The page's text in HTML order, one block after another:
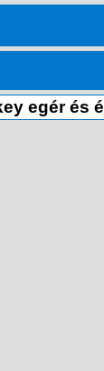
egér és